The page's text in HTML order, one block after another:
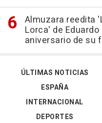
Almuzara reedita
Lorca' de
aniversario de su
ÚLTIMAS NOTICIAS
ESPAÑA
INTERNACIONAL
DEPORTES